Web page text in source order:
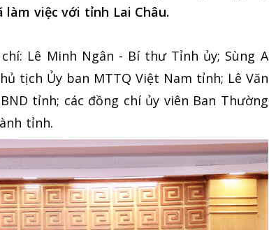
việc với tỉnh Lai Châu.
Lê Minh Ngân - Bí thư Tỉnh ủy; Sùng A
tịch Ủy ban MTTQ Việt Nam tỉnh; Lê Văn
tỉnh; các đồng chí ủy viên Ban Thường
tỉnh.